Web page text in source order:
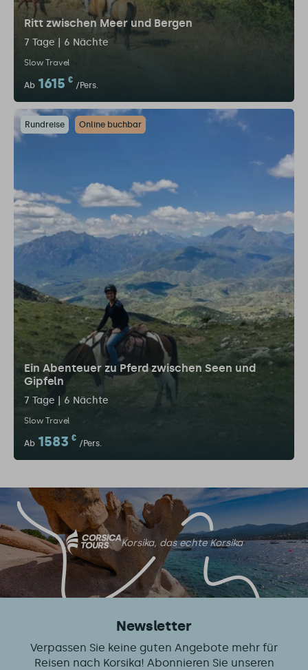
Ritt zwischen Meer und Bergen
7 Tage | 6 Nächte
Slow Travel
Ab 1615 €
/Pers.
Rundreise Online buchbar
Ein Abenteuer zu Pferd zwischen Seen und
Gipfeln
7 Tage | 6 Nächte
Slow Travel
Ab 1583 €
/Pers.
Korsika, das echte Korsika
Newsletter
Verpassen Sie keine guten Angebote mehr für
Reisen nach Korsika! Abonnieren Sie unseren